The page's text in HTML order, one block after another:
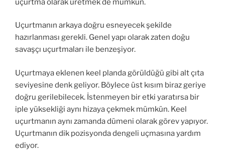
uçurtma olarak üretmek de mümkün.
Uçurtmanın arkaya doğru esneyecek şekilde
hazırlanması gerekli. Genel yapı olarak zaten doğu
savaşçı uçurtmaları ile benzeşiyor.
Uçurtmaya eklenen keel planda görüldüğü gibi alt çıta
seviyesine denk geliyor. Böylece üst kısım biraz geriye
doğru gerilebilecek. İstenmeyen bir etki yaratırsa bir
iple yüksekliği aynı hizaya çekmek mümkün. Keel
uçurtmanın aynı zamanda dümeni olarak görev yapıyor.
Uçurtmanın dik pozisyonda dengeli uçmasına yardım
ediyor.